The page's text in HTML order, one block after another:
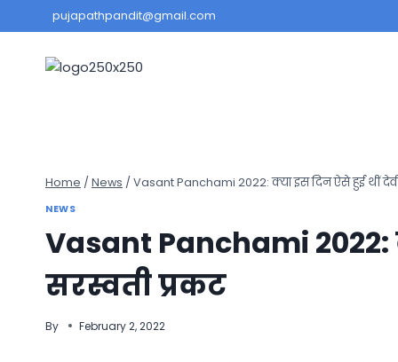
to
pujapathpandit@gmail.com
Home / News / Vasant Panchami 2022: क्या इस दिन ऐसे हुई थीं
NEWS
Vasant Panchami 2022:
सरस्वती प्रकट
By February 2, 2022